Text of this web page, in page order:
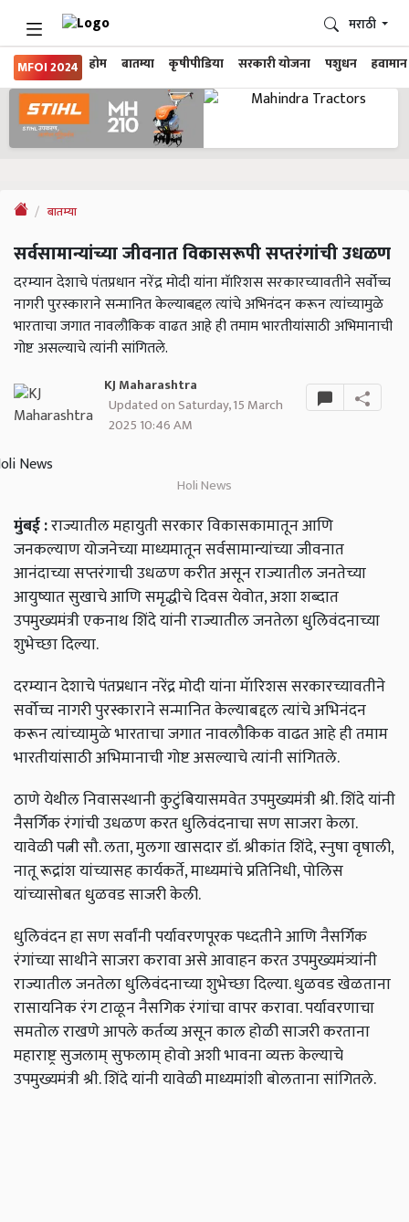
MFOI 2024 होम बातम्या कृषीपीडिया सरकारी योजना पशुधन हवामान
मराठी
बातम्या
सर्वसामान्यांच्या जीवनात विकासरूपी सप्तरंगांची उधळण
दरम्यान देशाचे पंतप्रधान नरेंद्र मोदी यांना मॅारिशस सरकारच्यावतीने सर्वोच्च
नागरी पुरस्काराने सन्मानित केल्याबद्दल त्यांचे अभिनंदन करून त्यांच्यामुळे
भारताचा जगात नावलौकिक वाढत आहे ही तमाम भारतीयांसाठी अभिमानाची
गोष्ट असल्याचे त्यांनी सांगितले.
KJ Maharashtra
Updated on Saturday, 15 March
2025 10:46 AM
Holi News
मुंबई:राज्यातीलमहायुतीसरकारविकासकामातूनआणि
जनकल्याणयोजनेच्यामाध्यमातूनसर्वसामान्यांच्याजीवनात
आनंदाच्यासप्तरंगाचीउधळणकरीतअसूनराज्यातीलजनतेच्या
आयुष्यातसुखाचेआणिसमृद्धीचेदिवसयेवोत,अशाशब्दात
उपमुख्यमंत्रीएकनाथशिंदेयांनीराज्यातीलजनतेलाधुलिवंदनाच्या
शुभेच्छादिल्या.
दरम्यानदेशाचेपंतप्रधाननरेंद्रमोदीयांनामॅारिशससरकारच्यावतीने
सर्वोच्चनागरीपुरस्कारानेसन्मानितकेल्याबद्दलत्यांचेअभिनंदन
करूनत्यांच्यामुळेभारताचाजगातनावलौकिकवाढतआहेहीतमाम
भारतीयांसाठीअभिमानाचीगोष्टअसल्याचेत्यांनीसांगितले.
ठाणेयेथीलनिवासस्थानीकुटुंबियासमवेतउपमुख्यमंत्रीश्री.शिंदेयांनी
नैसर्गिकरंगांचीउधळणकरतधुलिवंदनाचासणसाजराकेला.
यावेळीपत्नीसौ.लता,मुलगाखासदारडॉ.श्रीकांतशिंदे,स्नुषावृषाली,
नातूरूद्रांशयांच्यासहकार्यकर्ते,माध्यमांचेप्रतिनिधी,पोलिस
यांच्यासोबतधुळवडसाजरीकेली.
धुलिवंदनहासणसर्वांनीपर्यावरणपूरकपध्दतीनेआणिनैसर्गिक
रंगांच्यासाथीनेसाजराकरावाअसेआवाहनकरतउपमुख्यमंत्र्यांनी
राज्यातीलजनतेलाधुलिवंदनाच्याशुभेच्छादिल्या.धुळवडखेळताना
रासायनिकरंगटाळूननैसगिकरंगांचावापरकरावा.पर्यावरणाचा
समतोलराखणेआपलेकर्तव्यअसूनकालहोळीसाजरीकरताना
महाराष्ट्रसुजलाम्सुफलाम्होवोअशीभावनाव्यक्तकेल्याचे
उपमुख्यमंत्रीश्री.शिंदेयांनीयावेळीमाध्यमांशीबोलतानासांगितले.